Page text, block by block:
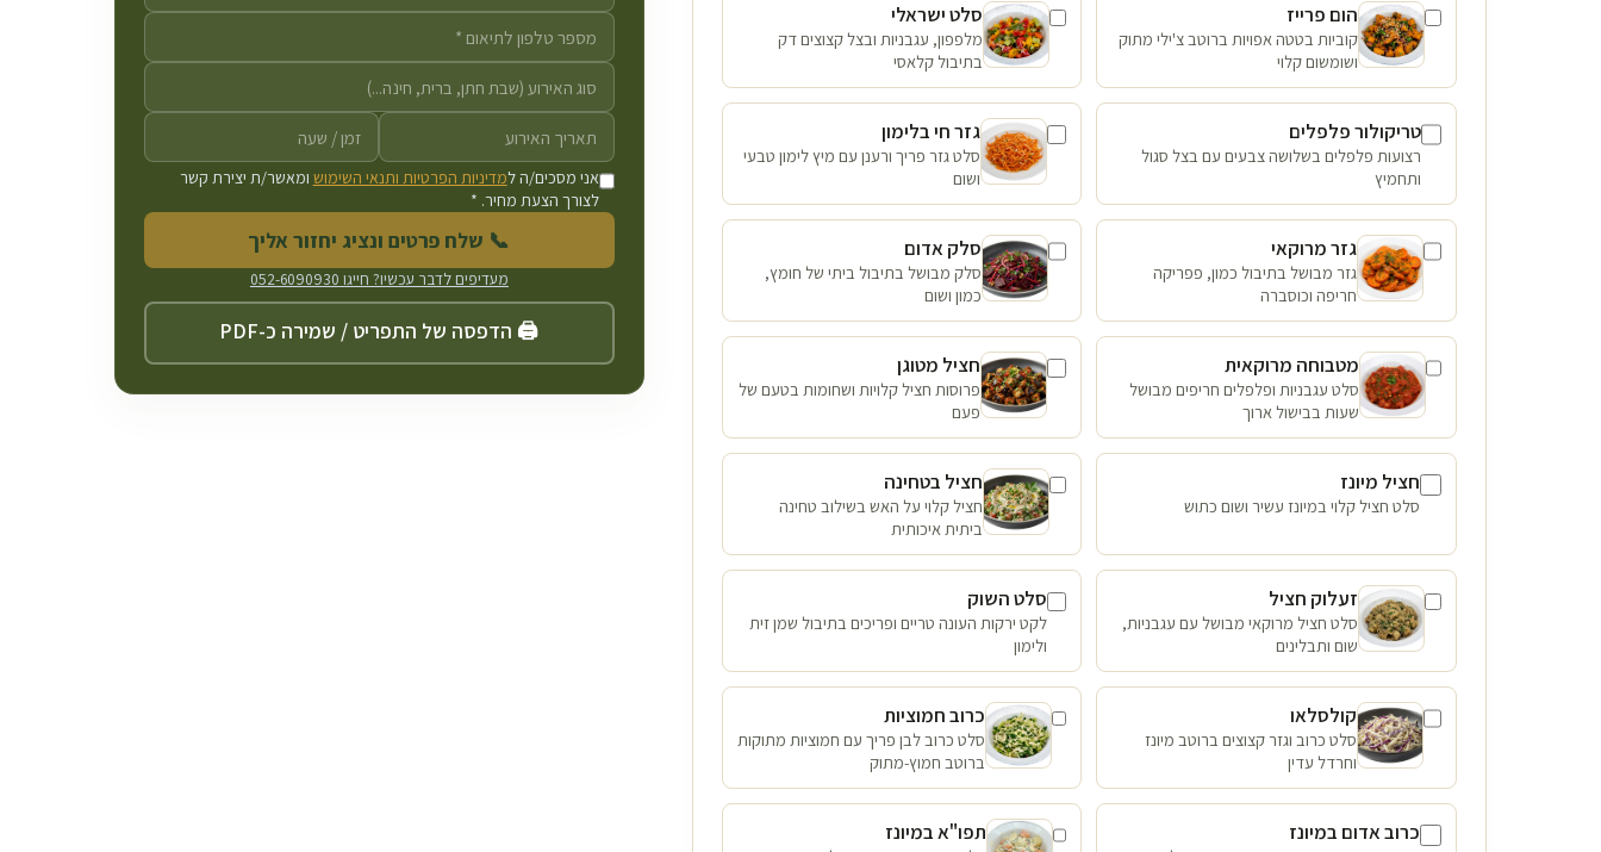
הום פרייז
קוביות בטטה אפויות ברוטב צ'ילי מתוק
ושומשום קלוי
סלט ישראלי
מלפפון, עגבניות ובצל קצוצים דק
בתיבול קלאסי
טריקולור פלפלים
רצועות פלפלים בשלושה צבעים עם בצל סגול
ותחמיץ
גזר חי בלימון
סלט גזר פריך ורענן עם מיץ לימון טבעי
ושום
גזר מרוקאי
גזר מבושל בתיבול כמון, פפריקה
חריפה וכוסברה
סלק אדום
סלק מבושל בתיבול ביתי של חומץ,
כמון ושום
מטבוחה מרוקאית
סלט עגבניות ופלפלים חריפים מבושל
שעות בבישול ארוך
חציל מטוגן
פרוסות חציל קלויות ושחומות בטעם של
פעם
חציל מיונז
סלט חציל קלוי במיונז עשיר ושום כתוש
חציל בטחינה
חציל קלוי על האש בשילוב טחינה
ביתית איכותית
זעלוק חציל
סלט חציל מרוקאי מבושל עם עגבניות,
שום ותבלינים
סלט השוק
לקט ירקות העונה טריים ופריכים בתיבול שמן זית
ולימון
קולסלאו
סלט כרוב וגזר קצוצים ברוטב מיונז
וחרדל עדין
כרוב חמוציות
סלט כרוב לבן פריך עם חמוציות מתוקות
ברוטב חמוץ-מתוק
כרוב אדום במיונז תפו"א במיונז
אני מסכים/ה למדיניות הפרטיות ותנאי השימוש ומאשר/ת יצירת קשר
לצורך הצעת מחיר. *
📞 שלח פרטים ונציג יחזור אליך
מעדיפים לדבר עכשיו? חייגו 052-6090930
🖨️ הדפסה של התפריט / שמירה כ-PDF